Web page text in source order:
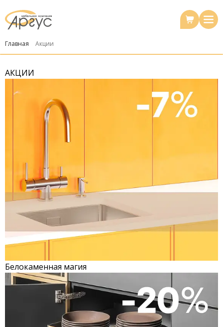
Главная Акции
АКЦИИ
Белокаменная магия